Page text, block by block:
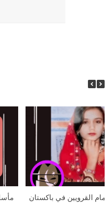
أمام القرويين في باكستان